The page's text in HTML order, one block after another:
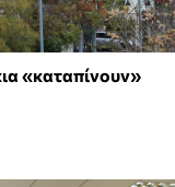
«καταπίνουν»